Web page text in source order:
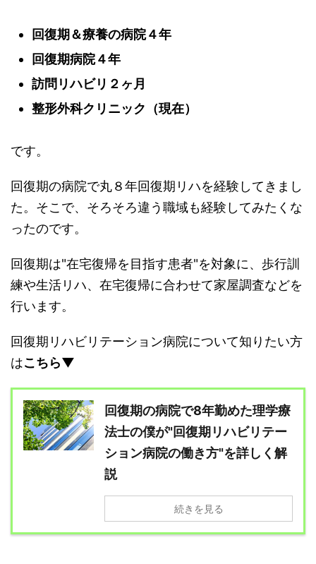
回復期＆療養の病院４年
回復期病院４年
訪問リハビリ２ヶ月
整形外科クリニック（現在）
です。
回復期の病院で丸８年回復期リハを経験してきまし
た。そこで、そろそろ違う職域も経験してみたくな
ったのです。
回復期は"在宅復帰を目指す患者"を対象に、歩行訓
練や生活リハ、在宅復帰に合わせて家屋調査などを
行います。
回復期リハビリテーション病院について知りたい方
はこちら▼
回復期の病院で8年勤めた理学療
法士の僕が"回復期リハビリテー
ション病院の働き方"を詳しく解
説
続きを見る